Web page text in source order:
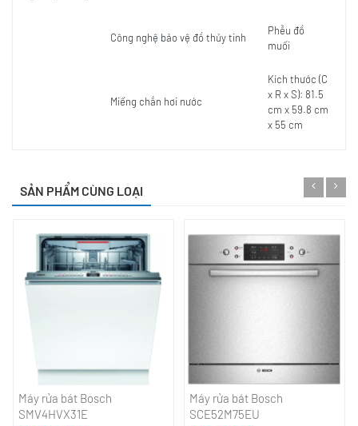
Công nghệ bảo vệ đồ thủy tinh
Phễu đồ
muối
Miếng chắn hơi nước
Kích thước (C
x R x S): 81.5
cm x 59.8 cm
x 55 cm
SẢN PHẨM CÙNG LOẠI
Máy rửa bát Bosch
SMV4HVX31E
Máy rửa bát Bosch
SCE52M75EU